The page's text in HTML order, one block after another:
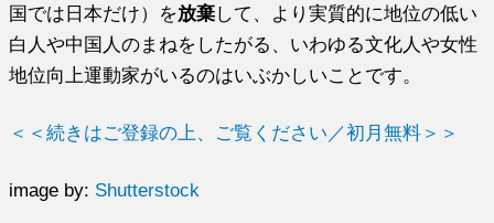
国では日本だけ）を放棄して、より実質的に地位の低い
白人や中国人のまねをしたがる、いわゆる文化人や女性
地位向上運動家がいるのはいぶかしいことです。
＜＜続きはご登録の上、ご覧ください／初月無料＞＞
image by: Shutterstock